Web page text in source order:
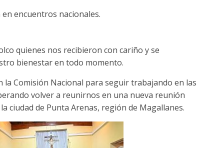
encuentros nacionales.
quienes nos recibieron con cariño y se
bienestar en todo momento.
Comisión Nacional para seguir trabajando en las
volver a reunirnos en una nueva reunión
ciudad de Punta Arenas, región de Magallanes.